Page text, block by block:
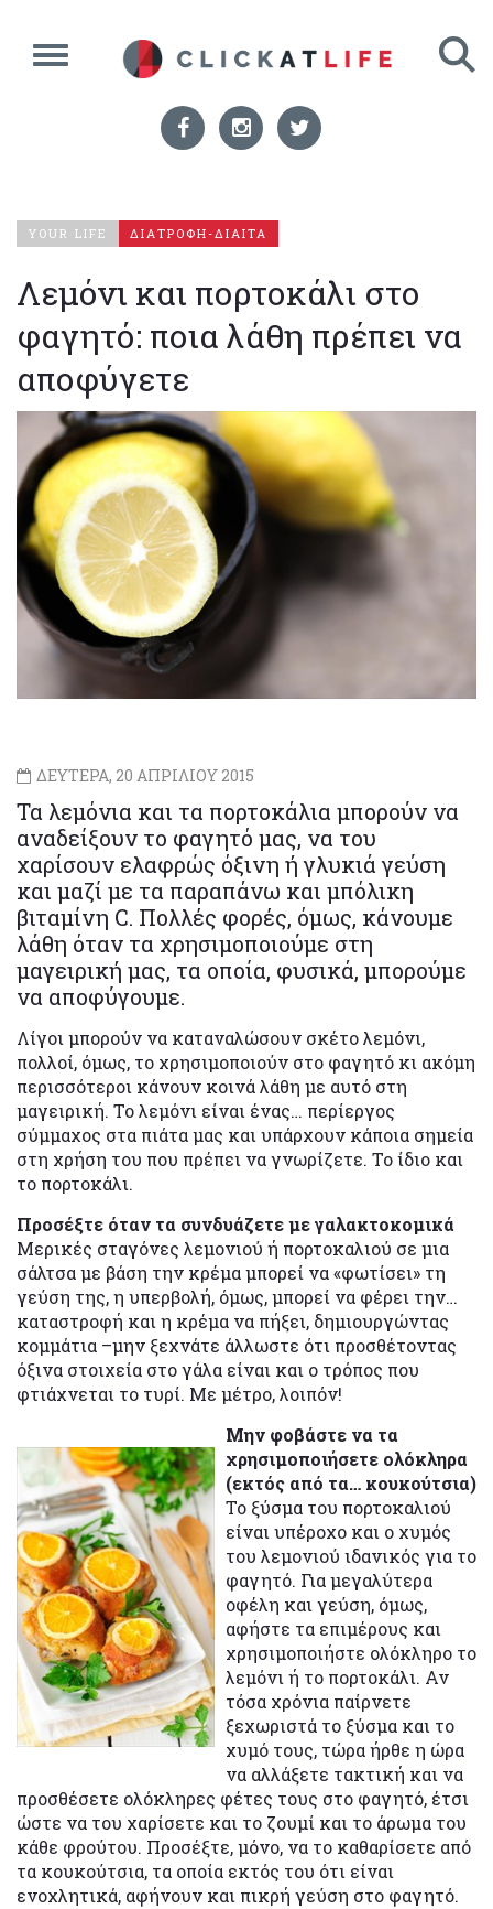
YOUR LIFE ΔΙΑΤΡΟΦΗ-ΔΙΑΙΤΑ
Λεμόνι και πορτοκάλι στο
φαγητό: ποια λάθη πρέπει να
αποφύγετε
ΔΕΥΤΕΡΑ, 20 ΑΠΡΙΛΙΟΥ 2015
Τα λεμόνια και τα πορτοκάλια μπορούν να
αναδείξουν το φαγητό μας, να του
χαρίσουν ελαφρώς όξινη ή γλυκιά γεύση
και μαζί με τα παραπάνω και μπόλικη
βιταμίνη C. Πολλές φορές, όμως, κάνουμε
λάθη όταν τα χρησιμοποιούμε στη
μαγειρική μας, τα οποία, φυσικά, μπορούμε
να αποφύγουμε.
Λίγοι μπορούν να καταναλώσουν σκέτο λεμόνι,
πολλοί, όμως, το χρησιμοποιούν στο φαγητό κι ακόμη
περισσότεροι κάνουν κοινά λάθη με αυτό στη
μαγειρική. Το λεμόνι είναι ένας… περίεργος
σύμμαχος στα πιάτα μας και υπάρχουν κάποια σημεία
στη χρήση του που πρέπει να γνωρίζετε. Το ίδιο και
το πορτοκάλι.
Προσέξτε όταν τα συνδυάζετε με γαλακτοκομικά
Μερικές σταγόνες λεμονιού ή πορτοκαλιού σε μια
σάλτσα με βάση την κρέμα μπορεί να «φωτίσει» τη
γεύση της, η υπερβολή, όμως, μπορεί να φέρει την…
καταστροφή και η κρέμα να πήξει, δημιουργώντας
κομμάτια –μην ξεχνάτε άλλωστε ότι προσθέτοντας
όξινα στοιχεία στο γάλα είναι και ο τρόπος που
φτιάχνεται το τυρί. Με μέτρο, λοιπόν!
Μην φοβάστε να τα
χρησιμοποιήσετε ολόκληρα
(εκτός από τα… κουκούτσια)
Το ξύσμα του πορτοκαλιού
είναι υπέροχο και ο χυμός
του λεμονιού ιδανικός για το
φαγητό. Για μεγαλύτερα
οφέλη και γεύση, όμως,
αφήστε τα επιμέρους και
χρησιμοποιήστε ολόκληρο το
λεμόνι ή το πορτοκάλι. Αν
τόσα χρόνια παίρνετε
ξεχωριστά το ξύσμα και το
χυμό τους, τώρα ήρθε η ώρα
να αλλάξετε τακτική και να
προσθέσετε ολόκληρες φέτες τους στο φαγητό, έτσι
ώστε να του χαρίσετε και το ζουμί και το άρωμα του
κάθε φρούτου. Προσέξτε, μόνο, να το καθαρίσετε από
τα κουκούτσια, τα οποία εκτός του ότι είναι
ενοχλητικά, αφήνουν και πικρή γεύση στο φαγητό.